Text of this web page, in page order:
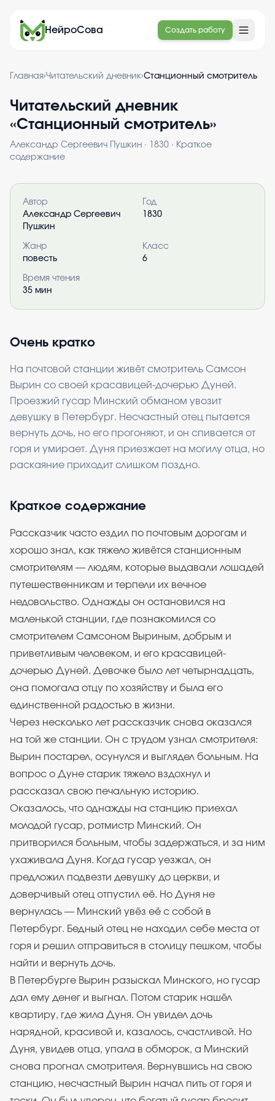
НейроСова Создать работу
Главная›Читательский дневник›Станционный смотритель
Читательский дневник
«Станционный смотритель»
Александр Сергеевич Пушкин · 1830 · Краткое
содержание
Информация о книге
Автор
Александр Сергеевич
Пушкин
Год
1830
Жанр
повесть
Класс
6
Время чтения
35 мин
Очень кратко
На почтовой станции живёт смотритель Самсон
Вырин со своей красавицей-дочерью Дуней.
Проезжий гусар Минский обманом увозит
девушку в Петербург. Несчастный отец пытается
вернуть дочь, но его прогоняют, и он спивается от
горя и умирает. Дуня приезжает на могилу отца, но
раскаяние приходит слишком поздно.
Краткое содержание
Рассказчик часто ездил по почтовым дорогам и
хорошо знал, как тяжело живётся станционным
смотрителям — людям, которые выдавали лошадей
путешественникам и терпели их вечное
недовольство. Однажды он остановился на
маленькой станции, где познакомился со
смотрителем Самсоном Выриным, добрым и
приветливым человеком, и его красавицей-
дочерью Дуней. Девочке было лет четырнадцать,
она помогала отцу по хозяйству и была его
единственной радостью в жизни.
Через несколько лет рассказчик снова оказался
на той же станции. Он с трудом узнал смотрителя:
Вырин постарел, осунулся и выглядел больным. На
вопрос о Дуне старик тяжело вздохнул и
рассказал свою печальную историю.
Оказалось, что однажды на станцию приехал
молодой гусар, ротмистр Минский. Он
притворился больным, чтобы задержаться, и за ним
ухаживала Дуня. Когда гусар уезжал, он
предложил подвезти девушку до церкви, и
доверчивый отец отпустил её. Но Дуня не
вернулась — Минский увёз её с собой в
Петербург. Бедный отец не находил себе места от
горя и решил отправиться в столицу пешком, чтобы
найти и вернуть дочь.
В Петербурге Вырин разыскал Минского, но гусар
дал ему денег и выгнал. Потом старик нашёл
квартиру, где жила Дуня. Он увидел дочь
нарядной, красивой и, казалось, счастливой. Но
Дуня, увидев отца, упала в обморок, а Минский
снова прогнал смотрителя. Вернувшись на свою
станцию, несчастный Вырин начал пить от горя и